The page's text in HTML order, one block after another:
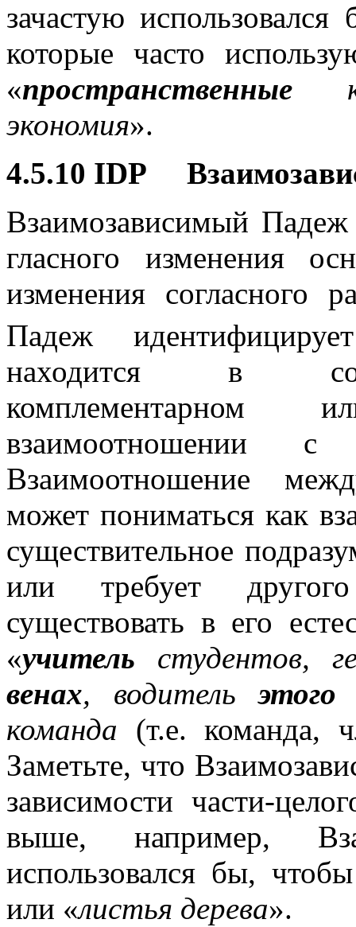
зачастую
которые часто
«пространственные
экономия».
4.5.10 IDP
Взаимозависимый
гласного изменения
изменения согласного
Падеж
находится в
комплементарном
взаимоотношении с
Взаимоотношение
может пониматься как
существительное
или требует
существовать в его
«учитель студентов,
венах, водительэтого
команда (т.е. команда,
Заметьте, что
зависимости части-
выше, например,
использовался бы,
или «листья дерева».